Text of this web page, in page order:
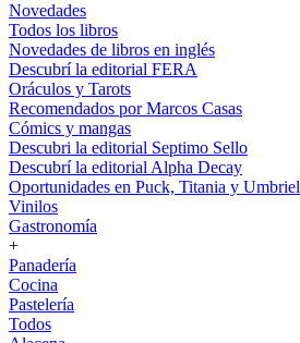
Novedades
Todos los libros
Novedades de libros en inglés
Descubrí la editorial FERA
Oráculos y Tarots
Recomendados por Marcos Casas
Cómics y mangas
Descubri la editorial Septimo Sello
Descubrí la editorial Alpha Decay
Oportunidades en Puck, Titania y Umbriel
Vinilos
Gastronomía
+
Panadería
Cocina
Pastelería
Todos